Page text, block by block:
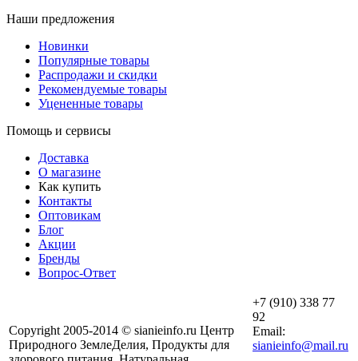
Наши предложения
Новинки
Популярные товары
Распродажи и скидки
Рекомендуемые товары
Уцененные товары
Помощь и сервисы
Доставка
О магазине
Как купить
Контакты
Оптовикам
Блог
Акции
Бренды
Вопрос-Ответ
Copyright 2005-2014 © sianieinfo.ru Центр
Природного ЗемлеДелия, Продукты для
+7 (910) 338 77
92
Email:
sianieinfo@mail.ru